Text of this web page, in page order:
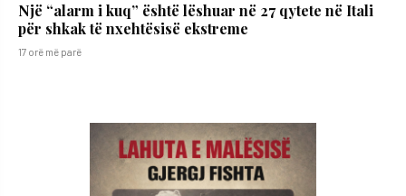
Një “alarm i kuq” është lëshuar në 27 qytete në Itali
për shkak të nxehtësisë ekstreme
17 orë më parë